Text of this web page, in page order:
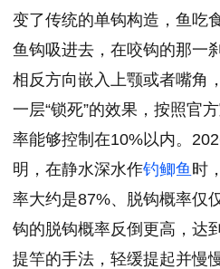
变了传统的单钩构造，鱼吃
鱼钩吸进去，在咬钩的那一
相反方向嵌入上颚或者嘴角
一层“锁死”的效果，按照官
率能够控制在10%以内。
明，在静水深水作钓鲫鱼 时
率大约是87%、脱钩概率仅
钩的脱钩概率反倒更高，达
提竿的手法，轻缓提起并慢